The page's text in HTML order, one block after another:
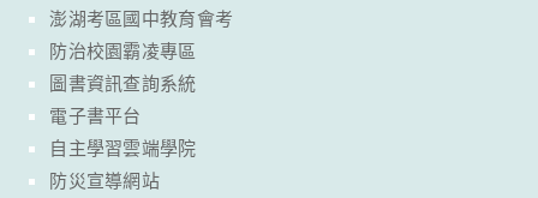
澎湖考區國中教育會考
防治校園霸凌專區
圖書資訊查詢系統
電子書平台
自主學習雲端學院
防災宣導網站